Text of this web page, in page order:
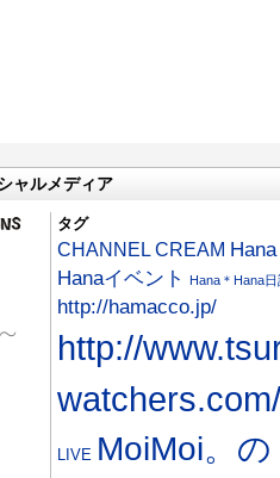
ャルメディア
タグ
CHANNEL CREAM
Hanaイベント
Hana＊Hana日
http://hamacco.jp/
http://
watchers.com/
LIVE MoiMoi。の